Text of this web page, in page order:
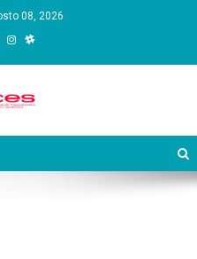
08, 2026
de
Educación